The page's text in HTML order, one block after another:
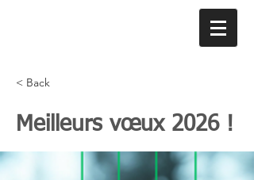
< Back
Meilleurs vœux 2026 !